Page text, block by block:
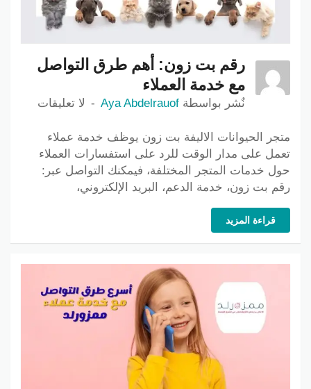
رقم بت زون: أهم طرق التواصل
مع خدمة العملاء
نٌشر بواسطة Aya Abdelrauof لا تعليقات
متجر الحيوانات الاليفة بت زون يوظف خدمة عملاء
تعمل على مدار الوقت للرد على استفسارات العملاء
حول خدمات المتجر المختلفة، فيمكنك التواصل عبر:
رقم بت زون، خدمة الدعم، البريد الإلكتروني،
قراءة المزيد